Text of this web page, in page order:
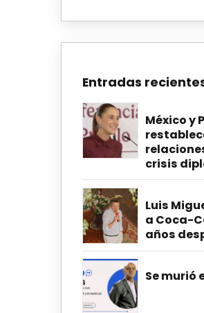
Entradas
México y
crisis
Luis
a Coca-
años
Se murió